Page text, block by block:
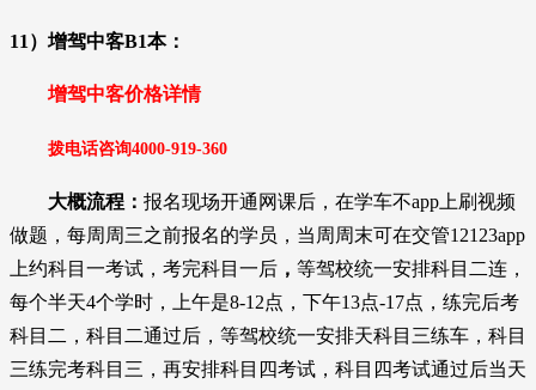
11）增驾中客B1本：
增驾中客价格详情
拨电话咨询4000-919-360
大概流程： 报名现场开通网课后，在学车不app上刷视频
做题，每周周三之前报名的学员，当周周末可在交管12123app
上约科目一考试，考完科目一后 ， 等驾校统一安排科目二连，
每个半天4个学时，上午是8-12点，下午13点-17点，练完后考
科目二，科目二通过后，等驾校统一安排天科目三练车，科目
三练完考科目三，再安排科目四考试，科目四考试通过后当天